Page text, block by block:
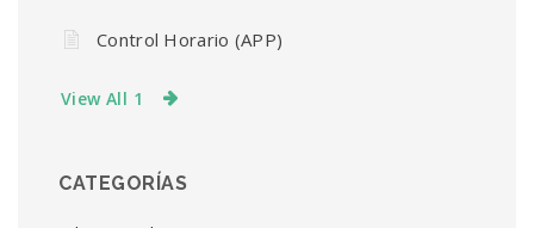
Control Horario (APP)
View All 1
CATEGORÍAS